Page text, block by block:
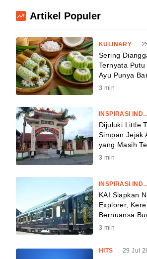
Artikel Populer
KULINARY .
Sering
Ternyata
Ayu Punya
3 min
INSPIRASI
Dijuluki Little
Simpan Jejak
yang Masih
3 min
INSPIRASI
KAI Siapkan
Explorer,
Bernuansa
3 min
HITS 29 Jul